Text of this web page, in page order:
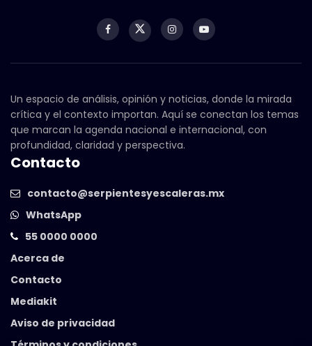
Un espacio de análisis, opinión y noticias, donde la mirada
crítica y el contexto importan. Aquí se conectan los temas
que marcan la agenda nacional e internacional, con
profundidad, claridad y perspectiva.
Contacto
contacto@serpientesyescaleras.mx
WhatsApp
55 0000 0000
Acerca de
Contacto
Mediakit
Aviso de privacidad